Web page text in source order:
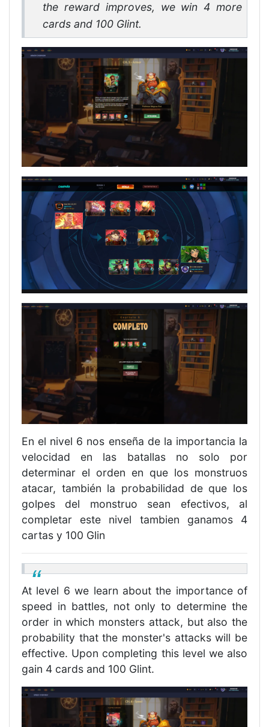
the reward improves, we win 4 more
cards and 100 Glint.
En el nivel 6 nos enseña de la importancia la
velocidad en las batallas no solo por
determinar el orden en que los monstruos
atacar, también la probabilidad de que los
golpes del monstruo sean efectivos, al
completar este nivel tambien ganamos 4
cartas y 100 Glin
At level 6 we learn about the importance of
speed in battles, not only to determine the
order in which monsters attack, but also the
probability that the monster's attacks will be
effective. Upon completing this level we also
gain 4 cards and 100 Glint.